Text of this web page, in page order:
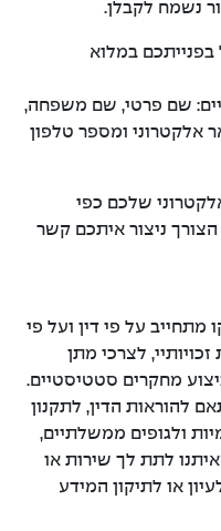
נשמח לקבלן.
במלוא
שם פרטי, שם משפחה,
אלקטרוני ומספר טלפון
שלכם כפי
ניצור איתכם קשר
מתחייב על פי דין ועל פי
לצרכי מתן
מחקרים סטטיסטיים.
להוראות הדין, לתקנון
ולגופים ממשלתיים,
לתת לך שירות או
או לתיקון המידע